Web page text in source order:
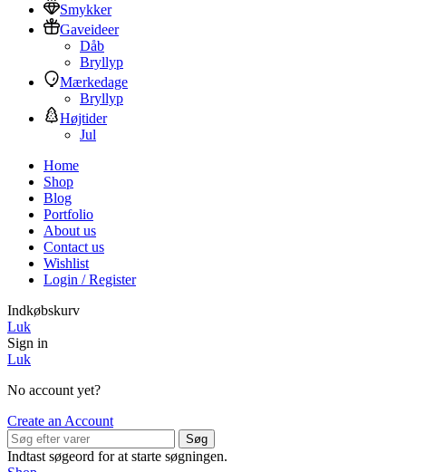
Smykker
Gaveideer
Dåb
Bryllyp
Mærkedage
Bryllyp
Højtider
Jul
Home
Shop
Blog
Portfolio
About us
Contact us
Wishlist
Login / Register
Indkøbskurv
Luk
Sign in
Luk
No account yet?
Create an Account
Søg
Indtast søgeord for at starte søgningen.